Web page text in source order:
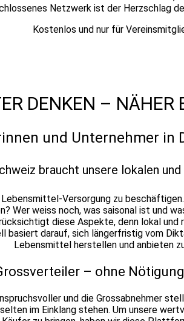
Netzwerk ist der Herzschlag
Kostenlos und nur für
DENKEN – NÄHER
und Unternehmer in
braucht unsere lokalen
Versorgung zu
weiss noch, was saisonal ist und
diese Aspekte, denn lokal
basiert darauf, sich längerfristig vom
Lebensmittel herstellen und anbieten
– ohne
und die Grossabnehmer
im Einklang stehen. Um unsere